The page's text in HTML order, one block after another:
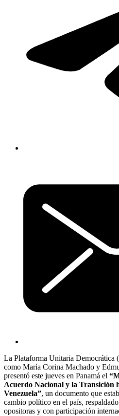
La Plataforma Unitaria Democrática
como María Corina Machado y
presentó este jueves en Panamá el
Acuerdo Nacional y la Transición
Venezuela”, un documento que
cambio político en el país,
opositoras y con participación